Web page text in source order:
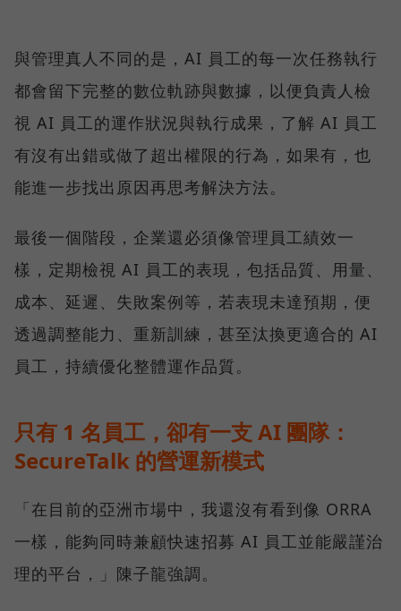
與管理真人不同的是，AI 員工的每一次任務執行
都會留下完整的數位軌跡與數據，以便負責人檢
視 AI 員工的運作狀況與執行成果，了解 AI 員工
有沒有出錯或做了超出權限的行為，如果有，也
能進一步找出原因再思考解決方法。
最後一個階段，企業還必須像管理員工績效一
樣，定期檢視 AI 員工的表現，包括品質、用量、
成本、延遲、失敗案例等，若表現未達預期，便
透過調整能力、重新訓練，甚至汰換更適合的 AI
員工，持續優化整體運作品質。
只有 1 名員工，卻有一支 AI 團隊：
SecureTalk 的營運新模式
「在目前的亞洲市場中，我還沒有看到像 ORRA
一樣，能夠同時兼顧快速招募 AI 員工並能嚴謹治
理的平台，」陳子龍強調。